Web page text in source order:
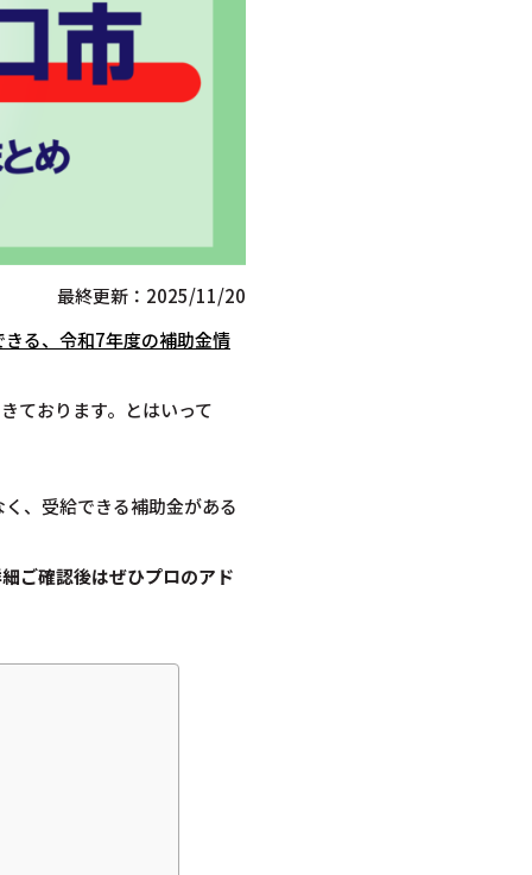
最終更新：2025/11/20
る、令和7年度の補助金情
ております。とはいって
、受給できる補助金がある
ご確認後はぜひプロのアド